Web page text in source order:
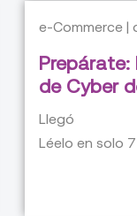
e-Commerce |
de Cyber
Llegó
Léelo en solo 7